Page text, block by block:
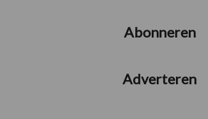
Abonneren
Adverteren